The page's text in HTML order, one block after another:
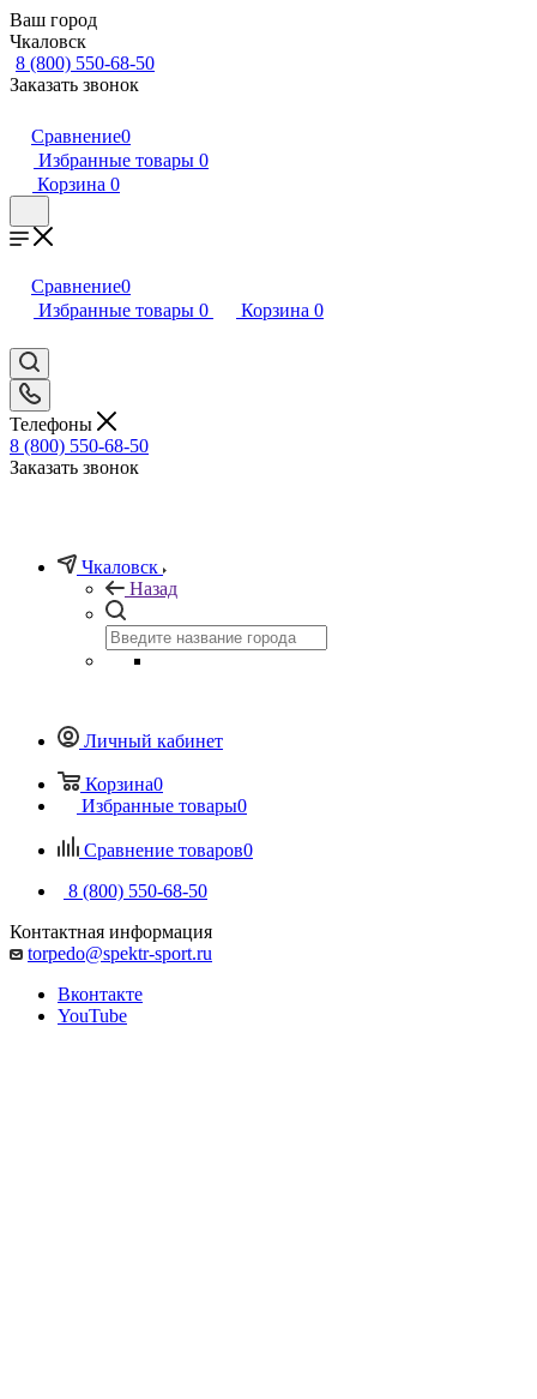
Ваш город
Чкаловск
8 (800) 550-68-50
Заказать звонок
Сравнение0
Избранные товары 0
Корзина 0
Сравнение0
Избранные товары 0 Корзина 0
Телефоны
8 (800) 550-68-50
Заказать звонок
Чкаловск
Назад
Личный кабинет
Корзина0
Избранные товары0
Сравнение товаров0
8 (800) 550-68-50
Контактная информация
torpedo@spektr-sport.ru
Вконтакте
YouTube